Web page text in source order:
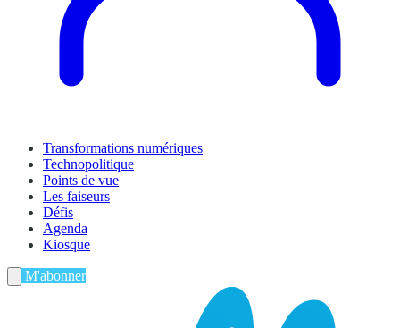
Transformations numériques
Technopolitique
Points de vue
Les faiseurs
Défis
Agenda
Kiosque
M'abonner